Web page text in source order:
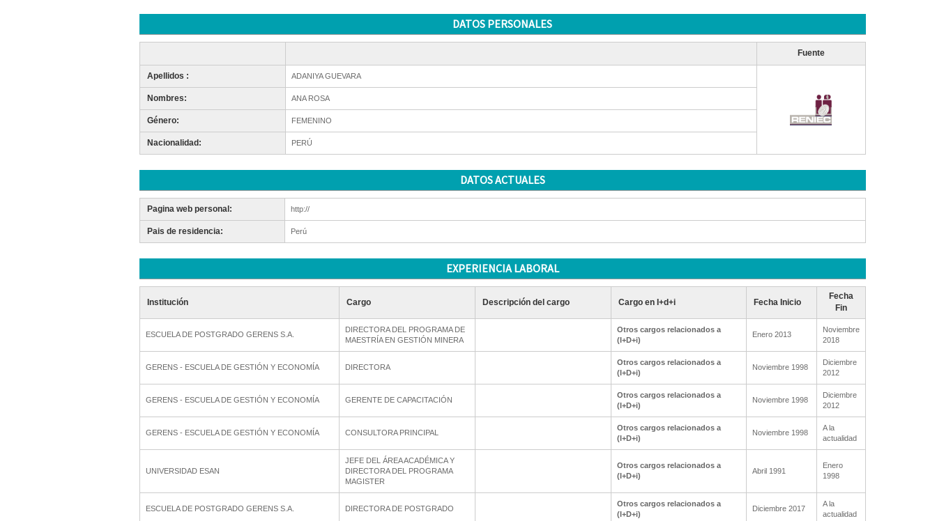
DATOS PERSONALES
Fuente
Apellidos : ADANIYA GUEVARA
Nombres: ANA ROSA
Género: FEMENINO
Nacionalidad: PERÚ
DATOS ACTUALES
Pagina web personal: http://
Pais de residencia: Perú
EXPERIENCIA LABORAL
Institución Cargo Descripción del cargo Cargo en I+d+i Fecha Inicio
Fecha
Fin
ESCUELA DE POSTGRADO GERENS S.A.
DIRECTORA DEL PROGRAMA DE
MAESTRÍA EN GESTIÓN MINERA
Otros cargos relacionados a
(I+D+i)
Enero 2013
Noviembre
2018
GERENS - ESCUELA DE GESTIÓN Y ECONOMÍA DIRECTORA
Otros cargos relacionados a
(I+D+i)
Noviembre 1998
Diciembre
2012
GERENS - ESCUELA DE GESTIÓN Y ECONOMÍA GERENTE DE CAPACITACIÓN
Otros cargos relacionados a
(I+D+i)
Noviembre 1998
Diciembre
2012
GERENS - ESCUELA DE GESTIÓN Y ECONOMÍA CONSULTORA PRINCIPAL
Otros cargos relacionados a
(I+D+i)
Noviembre 1998
A la
actualidad
UNIVERSIDAD ESAN
JEFE DEL ÁREA ACADÉMICA Y
DIRECTORA DEL PROGRAMA
MAGISTER
Otros cargos relacionados a
(I+D+i)
Abril 1991
Enero
1998
ESCUELA DE POSTGRADO GERENS S.A. DIRECTORA DE POSTGRADO
Otros cargos relacionados a
(I+D+i)
Diciembre 2017
A la
actualidad